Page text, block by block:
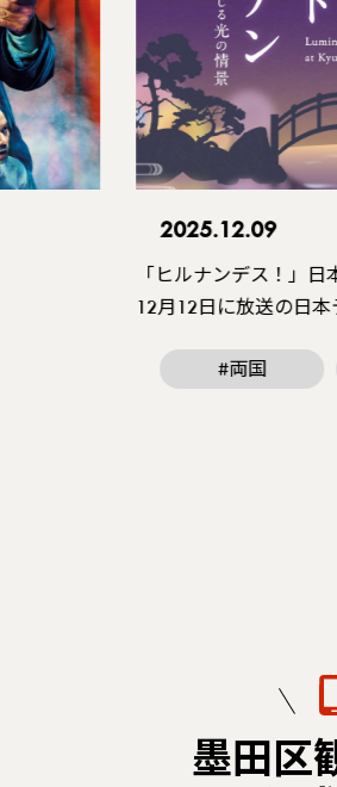
2025.12.09
「ヒルナンデス！」日
12月12日に放送の日
#両国
墨田区